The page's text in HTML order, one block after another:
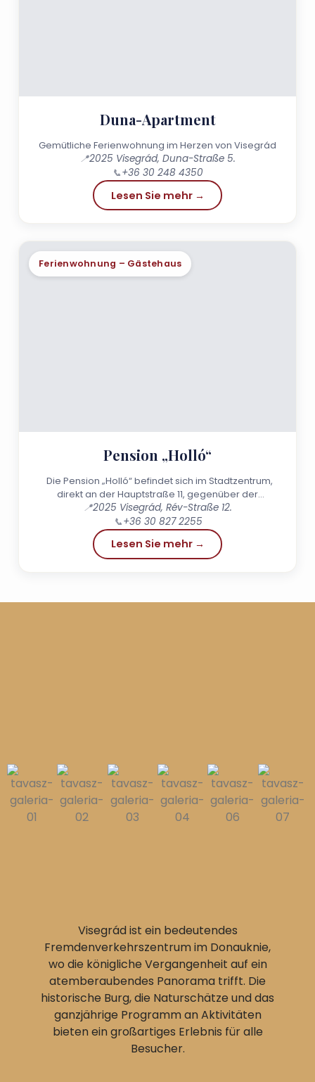
Duna-Apartment
Gemütliche Ferienwohnung im Herzen von Visegrád
📍2025 Visegrád, Duna-Straße 5.
📞+36 30 248 4350
Lesen Sie mehr →
Ferienwohnung – Gästehaus
Pension „Holló“
Die Pension „Holló“ befindet sich im Stadtzentrum,
direkt an der Hauptstraße 11, gegenüber der
Fähranlegestelle von Nagymaros,...
📍2025 Visegrád, Rév-Straße 12.
📞+36 30 827 2255
Lesen Sie mehr →
Visegrád ist ein bedeutendes
Fremdenverkehrszentrum im Donauknie,
wo die königliche Vergangenheit auf ein
atemberaubendes Panorama trifft. Die
historische Burg, die Naturschätze und das
ganzjährige Programm an Aktivitäten
bieten ein großartiges Erlebnis für alle
Besucher.